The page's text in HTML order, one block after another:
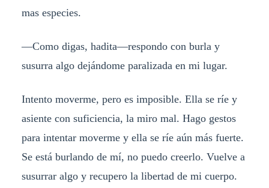
mas especies.
—Como digas, hadita—respondo con burla y
susurra algo dejándome paralizada en mi lugar.
Intento moverme, pero es imposible. Ella se ríe y
asiente con suficiencia, la miro mal. Hago gestos
para intentar moverme y ella se ríe aún más fuerte.
Se está burlando de mí, no puedo creerlo. Vuelve a
susurrar algo y recupero la libertad de mi cuerpo.